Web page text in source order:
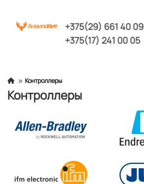
+375(29) 661 40 09
+375(17) 241 00 05
Контроллеры
Контроллеры